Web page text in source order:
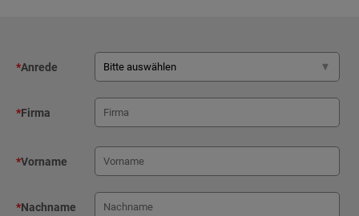
*Anrede
*Firma
*Vorname
*Nachname